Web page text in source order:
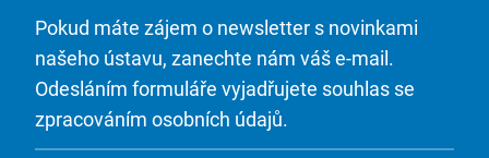
Pokud máte zájem o newsletter s novinkami
našeho ústavu, zanechte nám váš e-mail.
Odesláním formuláře vyjadřujete souhlas se
zpracováním osobních údajů.